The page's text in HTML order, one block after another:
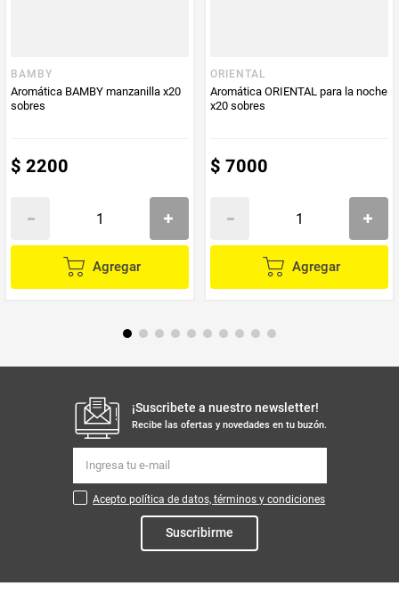
BAMBY
Aromática BAMBY manzanilla x20
sobres
$ 2200
Agregar
ORIENTAL
Aromática ORIENTAL para la noche
x20 sobres
$ 7000
Agregar
¡Suscribete a nuestro newsletter!
Recibe las ofertas y novedades en tu buzón.
Acepto política de datos, términos y condiciones
Suscribirme